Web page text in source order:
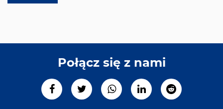
Połącz się z nami